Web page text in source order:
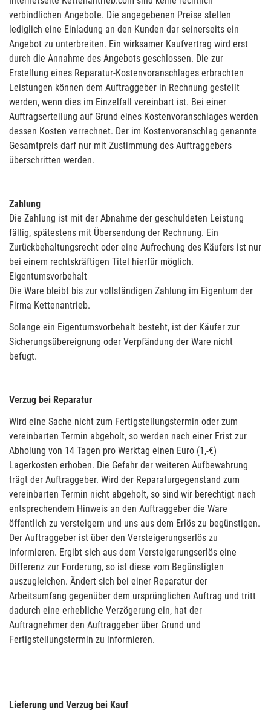
verbindlichen Angebote. Die angegebenen Preise stellen
lediglich eine Einladung an den Kunden dar seinerseits ein
Angebot zu unterbreiten. Ein wirksamer Kaufvertrag wird erst
durch die Annahme des Angebots geschlossen. Die zur
Erstellung eines Reparatur-Kostenvoranschlages erbrachten
Leistungen können dem Auftraggeber in Rechnung gestellt
werden, wenn dies im Einzelfall vereinbart ist. Bei einer
Auftragserteilung auf Grund eines Kostenvoranschlages werden
dessen Kosten verrechnet. Der im Kostenvoranschlag genannte
Gesamtpreis darf nur mit Zustimmung des Auftraggebers
überschritten werden.
Zahlung
Die Zahlung ist mit der Abnahme der geschuldeten Leistung
fällig, spätestens mit Übersendung der Rechnung. Ein
Zurückbehaltungsrecht oder eine Aufrechung des Käufers ist nur
bei einem rechtskräftigen Titel hierfür möglich.
Eigentumsvorbehalt
Die Ware bleibt bis zur vollständigen Zahlung im Eigentum der
Firma Kettenantrieb.
Solange ein Eigentumsvorbehalt besteht, ist der Käufer zur
Sicherungsübereignung oder Verpfändung der Ware nicht
befugt.
Verzug bei Reparatur
Wird eine Sache nicht zum Fertigstellungstermin oder zum
vereinbarten Termin abgeholt, so werden nach einer Frist zur
Abholung von 14 Tagen pro Werktag einen Euro (1,-€)
Lagerkosten erhoben. Die Gefahr der weiteren Aufbewahrung
trägt der Auftraggeber. Wird der Reparaturgegenstand zum
vereinbarten Termin nicht abgeholt, so sind wir berechtigt nach
entsprechendem Hinweis an den Auftraggeber die Ware
öffentlich zu versteigern und uns aus dem Erlös zu begünstigen.
Der Auftraggeber ist über den Versteigerungserlös zu
informieren. Ergibt sich aus dem Versteigerungserlös eine
Differenz zur Forderung, so ist diese vom Begünstigten
auszugleichen. Ändert sich bei einer Reparatur der
Arbeitsumfang gegenüber dem ursprünglichen Auftrag und tritt
dadurch eine erhebliche Verzögerung ein, hat der
Auftragnehmer den Auftraggeber über Grund und
Fertigstellungstermin zu informieren.
Lieferung und Verzug bei Kauf